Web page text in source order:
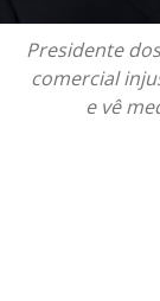
Presidente
comercial
e vê